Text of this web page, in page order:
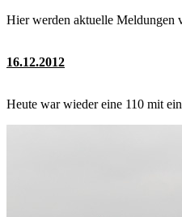
Hier werden aktuelle Meldungen
16.12.2012
Heute war wieder eine 110 mit